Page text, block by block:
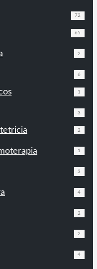
72
65
2
6
1
3
2
1
3
4
2
2
4